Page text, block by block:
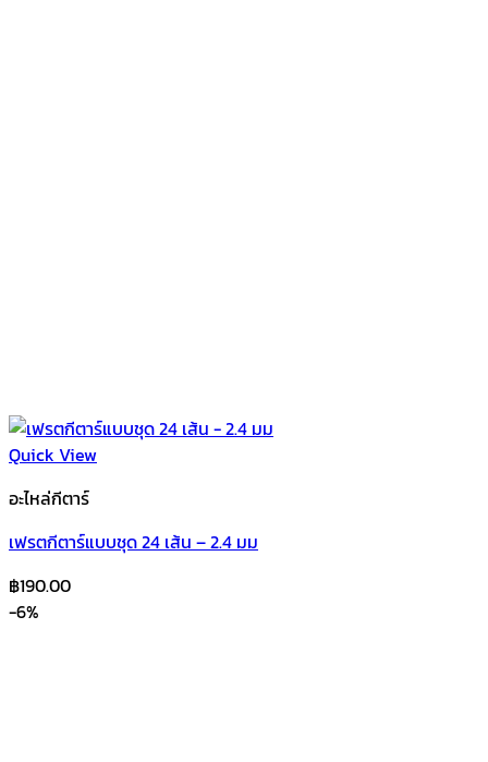
Quick View
อะไหล่กีตาร์
เฟรตกีตาร์แบบชุด 24 เส้น – 2.4 มม
฿190.00
-6%